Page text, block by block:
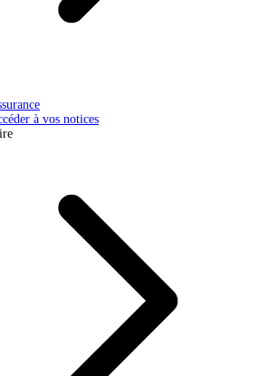
à vos notices